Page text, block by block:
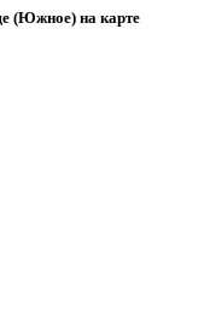
(Южное) на карте